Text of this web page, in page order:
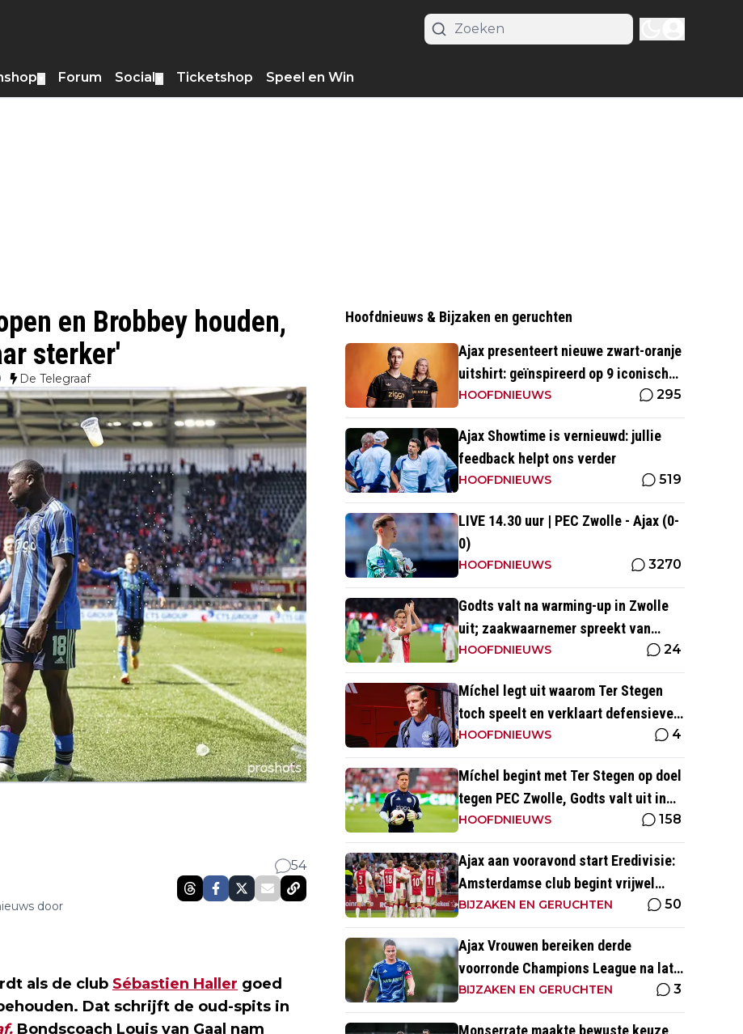
Forum Social Ticketshop Speel en Win
en Brobbey houden,
sterker'
De Telegraaf
54
door
als de club Sébastien Haller goed
Dat schrijft de oud-spits in
Bondscoach Louis van Gaal nam
Hoofdnieuws & Bijzaken en geruchten
Ajax presenteert nieuwe zwart-oranje
uitshirt: geïnspireerd op 9 iconische
momenten uit clubhistorie
HOOFDNIEUWS 295
Ajax Showtime is vernieuwd: jullie
feedback helpt ons verder
HOOFDNIEUWS 519
LIVE 14.30 uur | PEC Zwolle - Ajax (0-
0)
HOOFDNIEUWS 3270
Godts valt na warming-up in Zwolle
uit; zaakwaarnemer spreekt van
'overbelasting'
HOOFDNIEUWS 24
Míchel legt uit waarom Ter Stegen
toch speelt en verklaart defensieve
mutaties Ajax
HOOFDNIEUWS 4
Míchel begint met Ter Stegen op doel
tegen PEC Zwolle, Godts valt uit in
warming-up
HOOFDNIEUWS 158
Ajax aan vooravond start Eredivisie:
Amsterdamse club begint vrijwel
altijd met zege
BIJZAKEN EN GERUCHTEN 50
Ajax Vrouwen bereiken derde
voorronde Champions League na late
zege op Rangers FC
BIJZAKEN EN GERUCHTEN 3
Monserrate maakte bewuste keuze